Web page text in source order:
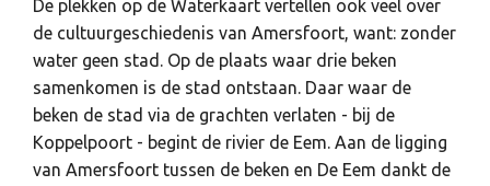
De plekken op de Waterkaart vertellen ook veel over
de cultuurgeschiedenis van Amersfoort, want: zonder
water geen stad. Op de plaats waar drie beken
samenkomen is de stad ontstaan. Daar waar de
beken de stad via de grachten verlaten - bij de
Koppelpoort - begint de rivier de Eem. Aan de ligging
van Amersfoort tussen de beken en De Eem dankt de